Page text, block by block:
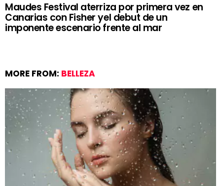
Maudes Festival aterriza por primera vez en
Canarias con Fisher yel debut de un
imponente escenario frente al mar
MORE FROM: BELLEZA